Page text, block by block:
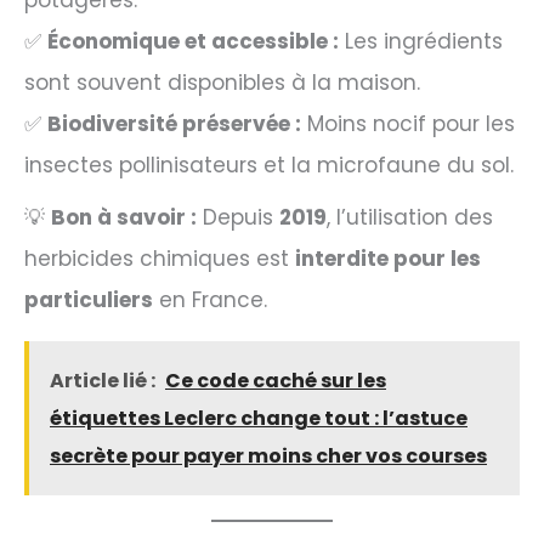
✅ Économique et accessible : Les ingrédients
sont souvent disponibles à la maison.
✅ Biodiversité préservée : Moins nocif pour les
insectes pollinisateurs et la microfaune du sol.
💡 Bon à savoir : Depuis 2019, l’utilisation des
herbicides chimiques est interdite pour les
particuliers en France.
Article lié : Ce code caché sur les
étiquettes Leclerc change tout : l’astuce
secrète pour payer moins cher vos courses